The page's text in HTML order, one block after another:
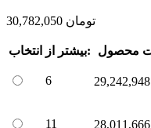
30,782,050 تومان
انتخاب بیشتر از:
6 29,242,948
11 28,011,666